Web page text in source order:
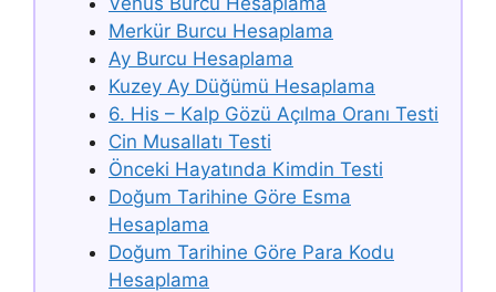
Merkür Burcu Hesaplama
Ay Burcu Hesaplama
Kuzey Ay Düğümü Hesaplama
6. His – Kalp Gözü Açılma Oranı Testi
Cin Musallatı Testi
Önceki Hayatında Kimdin Testi
Doğum Tarihine Göre Esma
Hesaplama
Doğum Tarihine Göre Para Kodu
Hesaplama